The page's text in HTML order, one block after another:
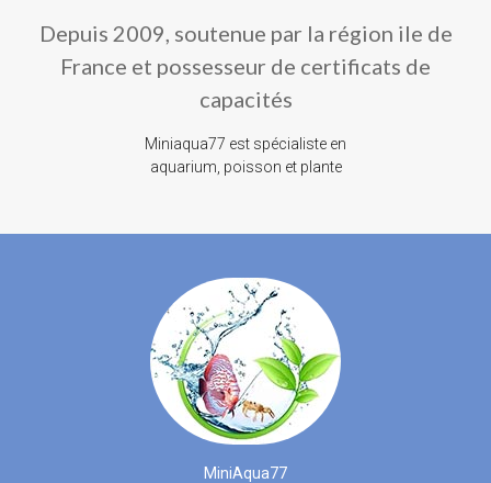
Depuis 2009, soutenue par la région ile de
France et possesseur de certificats de
capacités
Miniaqua77 est spécialiste en
aquarium, poisson et plante
MiniAqua77